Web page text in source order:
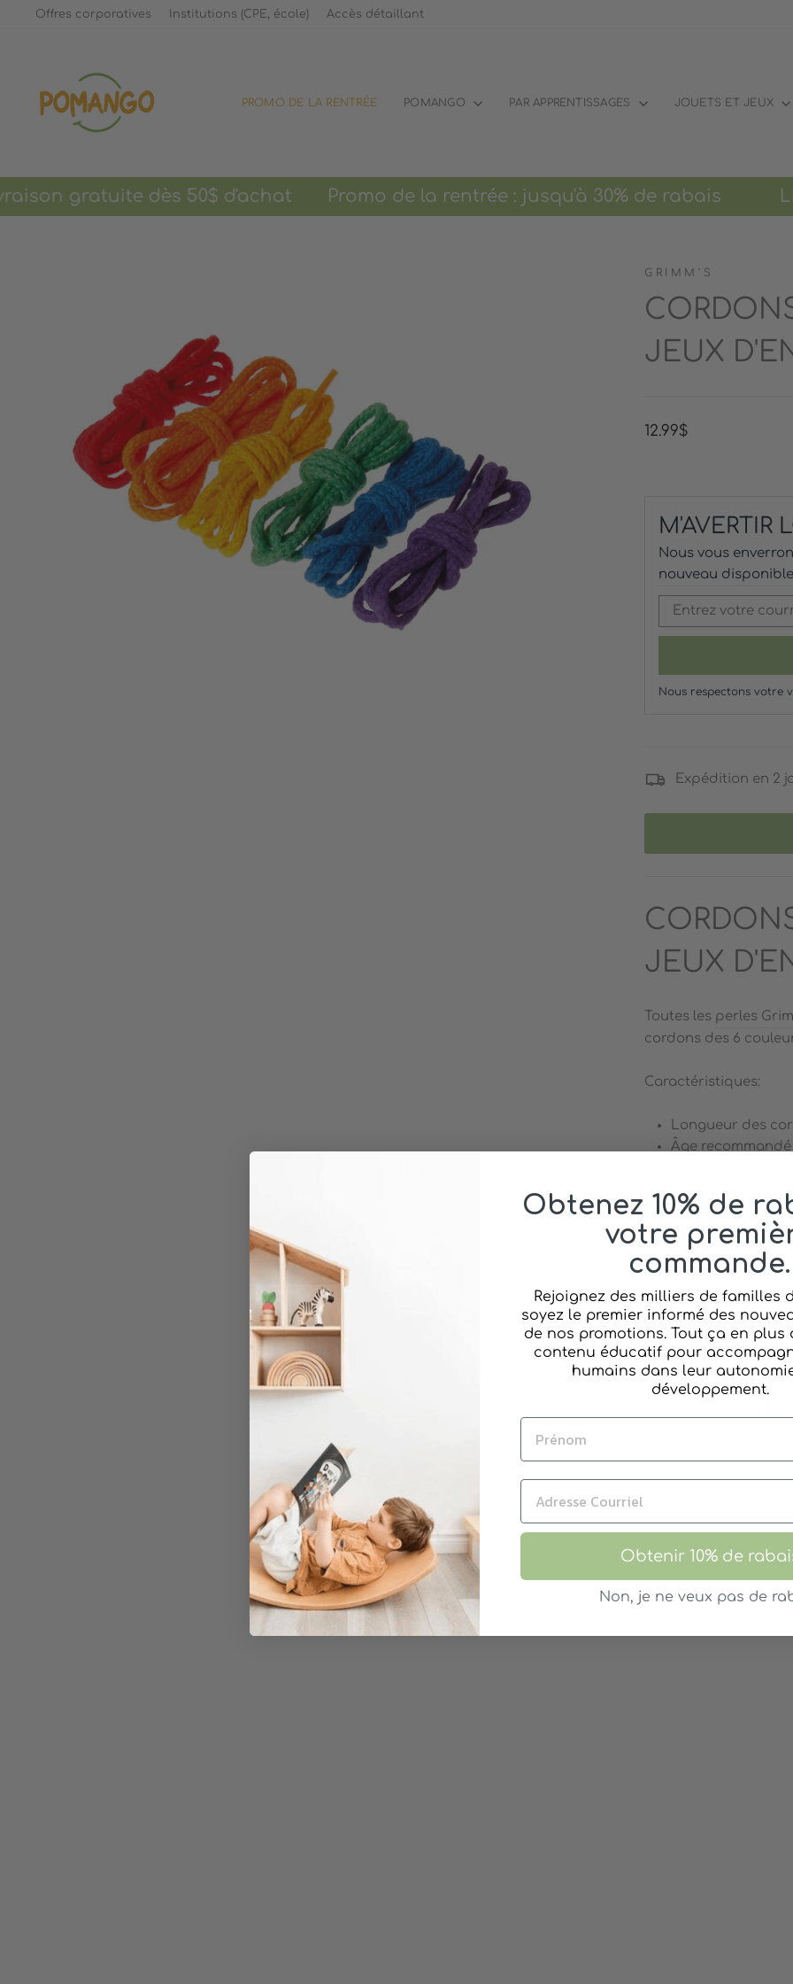
PasserOffres corporatives Institutions (CPE, école) Accès détaillant
PROMO DE LA RENTRÉE POMANGO PAR APPRENTISSAGES JOUETS ET JEUX
gratuite dès 50$ d'achat Promo de la rentrée : jusqu'à 30% de rabais
GRIMM'S
JEUX
Prix
12.99$
M'AVERTIR
Nous vous
nouveau
Nous respectons votre
Expédition en 2
JEUX
Toutes les perles
cordons des 6
Caractéristiques:
Longueur des
Âge
GRIMM'S
Les jeux en bois de
jouets
de tilleul, d'érable
couleurs sont non
la norme EN 71.
VOUS AIMEREZ AUSSI
Obtenez 10% de
votre
commande.
Rejoignez des milliers de familles
soyez le premier informé des
de nos promotions. Tout ça en plus
contenu éducatif pour
humains dans leur
développement.
Obtenir 10% de
Non, je ne veux pas de